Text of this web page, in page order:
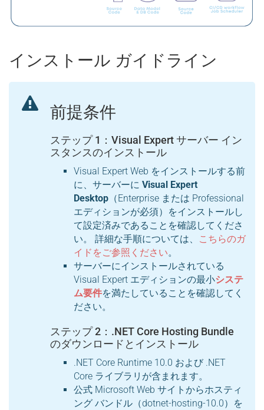
インストール ガイドライン
前提条件
ステップ 1：Visual Expert サーバー イン
スタンスのインストール
Visual Expert Web をインストールする前
に、サーバーに Visual Expert
Desktop （Enterprise または Professional
エディションが必須）をインストールし
て設定済みであることを確認してくださ
い。 詳細な手順については、
こちらのガ
イドをご参照ください。
サーバーにインストールされている
Visual Expert エディションの最小システ
ム要件を満たしていることを確認してく
ださい。
ステップ 2：.NET Core Hosting Bundle
のダウンロードとインストール
.NET Core Runtime 10.0 および .NET
Core ライブラリが含まれます。
公式 Microsoft Web サイトからホスティ
ング バンドル（dotnet-hosting-10.0）を